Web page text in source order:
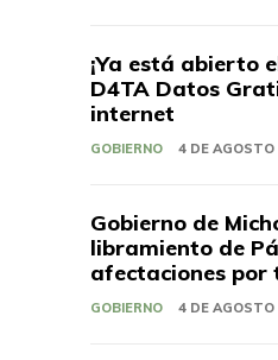
¡Ya está abierto
D4TA Datos
internet
GOBIERNO 4 DE
Gobierno de
libramiento de
afectaciones por
GOBIERNO 4 DE